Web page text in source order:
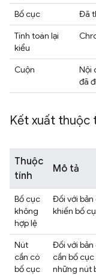
Bố cục
Đã
Tính toán lại
kiểu
Cuộn
Nội
đã
Kết xuất thuộc
Thuộc
tính
Mô tả
Bố cục
không
hợp lệ
Đối với bản
khiến bố
Nút
cần có
bố cục
Đối với bản
cần bố
những nút